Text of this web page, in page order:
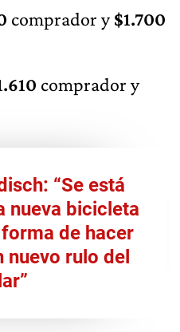
comprador y$1.700
comprador y
“Se está
nueva bicicleta
de hacer
nuevo rulo del